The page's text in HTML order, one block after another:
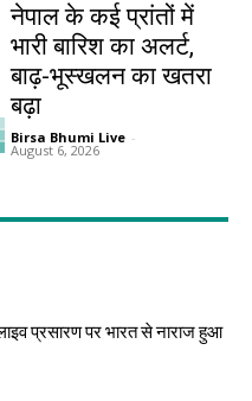
नेपाल के कई प्रांतों में
भारी बारिश का अलर्ट,
बाढ़-भूस्खलन का खतरा
बढ़ा
Birsa Bhumi Live -
August 6, 2026
देश-विदेश